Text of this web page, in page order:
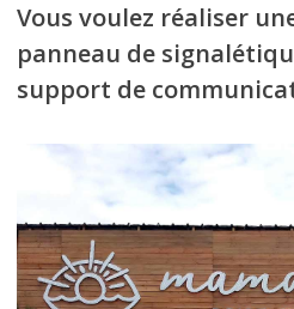
Vous voulez réaliser
panneau de
support de